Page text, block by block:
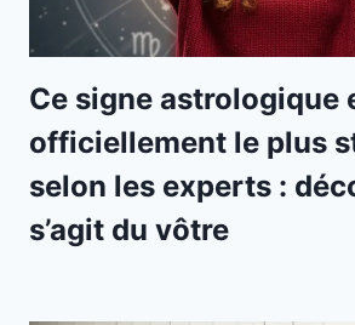
Ce signe astrologique
officiellement le plus
selon les experts :
s’agit du vôtre